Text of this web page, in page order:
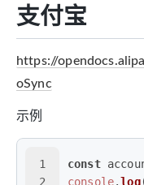
支付宝
https://
oSync
示例
1
2
const
console.log